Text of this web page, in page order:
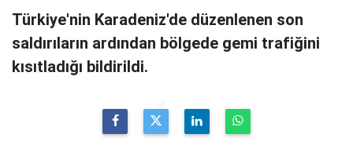
Türkiye'nin Karadeniz'de düzenlenen son
saldırıların ardından bölgede gemi trafiğini
kısıtladığı bildirildi.